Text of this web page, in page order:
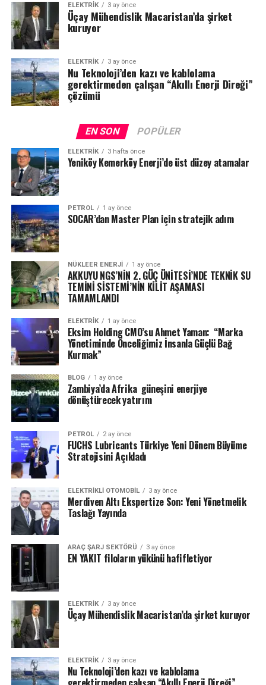
ELEKTRİK 3 ay önce
Üçay Mühendislik Macaristan’da şirket
kuruyor
ELEKTRİK 3 ay önce
Nu Teknoloji’den kazı ve kablolama
gerektirmeden çalışan “Akıllı Enerji Direği”
çözümü
EN SON POPÜLER
ELEKTRİK 3 hafta önce
Yeniköy Kemerköy Enerji’de üst düzey atamalar
PETROL 1 ay önce
SOCAR’dan Master Plan için stratejik adım
NÜKLEER ENERJI 1 ay önce
AKKUYU NGS’NİN 2. GÜÇ ÜNİTESİ’NDE TEKNİK SU
TEMİNİ SİSTEMİ’NİN KİLİT AŞAMASI
TAMAMLANDI
ELEKTRİK 1 ay önce
Eksim Holding CMO’su Ahmet Yaman: “Marka
Yönetiminde Önceliğimiz İnsanla Güçlü Bağ
Kurmak”
BLOG 1 ay önce
Zambiya’da Afrika güneşini enerjiye
dönüştürecek yatırım
PETROL 2 ay önce
FUCHS Lubricants Türkiye Yeni Dönem Büyüme
Stratejisini Açıkladı
ELEKTRIKLI OTOMOBIL 3 ay önce
Merdiven Altı Ekspertize Son: Yeni Yönetmelik
Taslağı Yayında
ARAÇ ŞARJ SEKTÖRÜ 3 ay önce
EN YAKIT filoların yükünü hafifletiyor
ELEKTRİK 3 ay önce
Üçay Mühendislik Macaristan’da şirket kuruyor
ELEKTRİK 3 ay önce
Nu Teknoloji’den kazı ve kablolama